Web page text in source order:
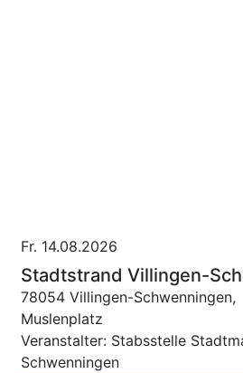
Fr. 14.08.2026
Stadtstrand Villingen-
78054 Villingen-Schwenningen,
Muslenplatz
Veranstalter: Stabsstelle
Schwenningen